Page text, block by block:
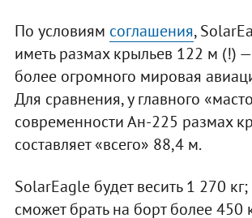
По условиям соглашения,
иметь размах крыльев 122 м (!)
более огромного мировая
Для сравнения, у главного
современности Ан-225 размах
составляет «всего» 88,4 м.
SolarEagle будет весить 1 270
сможет брать на борт более 450